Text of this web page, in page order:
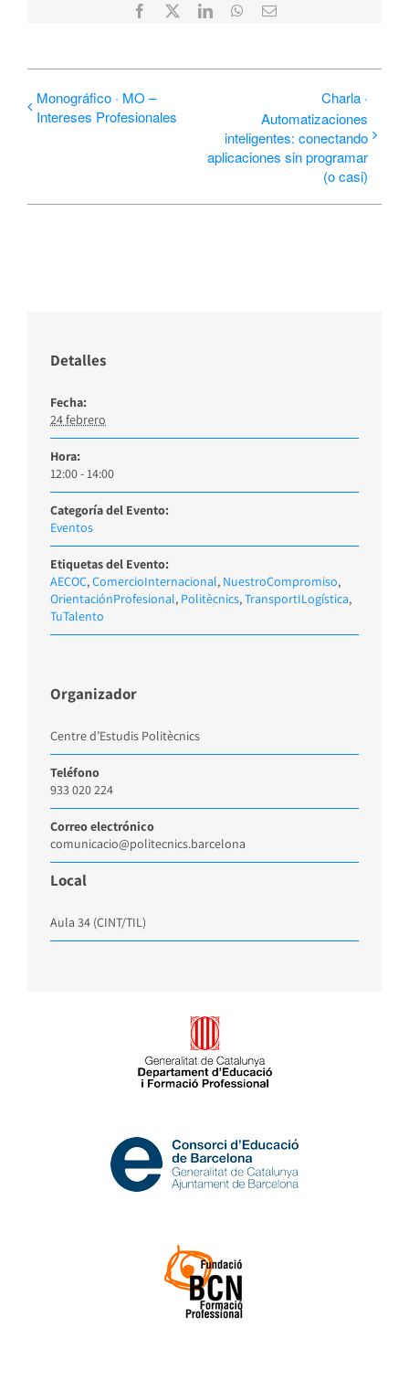
Facebook LinkedInWhatsApp
Correo
Monográfico · MO –
Intereses Profesionales
Charla ·
Automatizaciones
inteligentes: conectando
aplicaciones sin programar
(o casi)
Detalles
Fecha:
24 febrero
Hora:
12:00 - 14:00
Categoría del Evento:
Eventos
Etiquetas del Evento:
AECOC, ComercioInternacional, NuestroCompromiso,
OrientaciónProfesional, Politècnics, TransportILogística,
TuTalento
Local
Aula 34 (CINT/TIL)
Organizador
Centre d’Estudis Politècnics
Teléfono
933 020 224
Correo electrónico
comunicacio@politecnics.barcelona